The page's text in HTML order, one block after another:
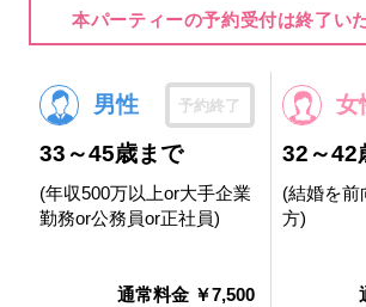
本パーティーの予約受付は終了い
男性 予約終了
33～45歳まで
(年収500万以上or大手企業
勤務or公務員or正社員)
通常料金 ￥7,500
女
32～42
(結婚を前
方)